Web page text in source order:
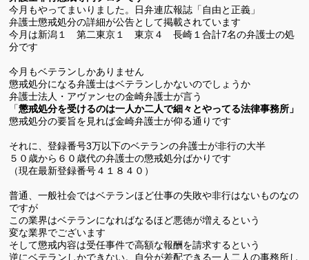
今月もやってまいりました。日弁連広報誌「自由と正義」
弁護士懲戒処分の詳細が公告として掲載されています
今月は新潟１ 第二東京１ 東京４ 長崎１合計7名の弁護士の処
分です
今月もベテランしかありません
懲戒処分になる弁護士はベテランしかないのでしょうか
弁護士法人・アヴァンセの金崎弁護士が言う
「懲戒処分を受けるのは一人か二人で細々とやってる法律事務所」
懲戒処分の要旨を見れば金崎弁護士が仰る通りです
それに、登録番号3万以下のベテランの弁護士が非行の大半
５０歳から６０歳代の弁護士の懲戒処分ばかりです
（現在最新登録番号４１８４０）
普通、一般社会ではベテランほど仕事の失敗や非行はないものなの
ですが
この業界はベテランになればなるほど悪徳が増えるという
変な業界でございます
そして懲戒内容は受任事件で高額な報酬を請求するという
逆にベテランしかできない。自分が差配できる一人二人の事務所し